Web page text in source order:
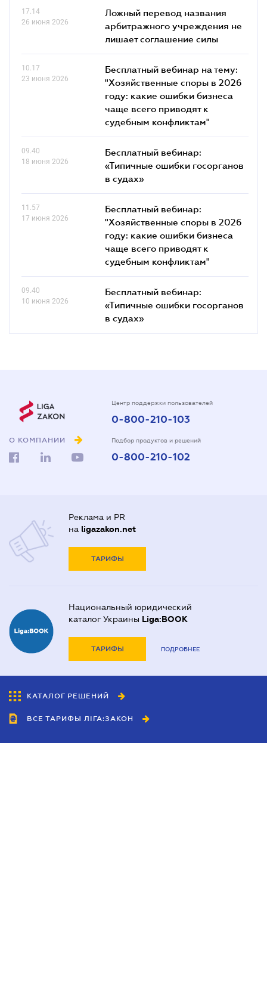
17.14
26 июня 2026
Ложный перевод названия
арбитражного учреждения не
лишает соглашение силы
10.17
23 июня 2026
Бесплатный вебинар на тему:
"Хозяйственные споры в 2026
году: какие ошибки бизнеса
чаще всего приводят к
судебным конфликтам"
09.40
18 июня 2026
Бесплатный вебинар:
«Типичные ошибки госорганов
в судах»
11.57
17 июня 2026
Бесплатный вебинар:
"Хозяйственные споры в 2026
году: какие ошибки бизнеса
чаще всего приводят к
судебным конфликтам"
09.40
10 июня 2026
Бесплатный вебинар:
«Типичные ошибки госорганов
в судах»
О КОМПАНИИ
Центр поддержки пользователей
0-800-210-103
Подбор продуктов и решений
0-800-210-102
Реклама и PR
на ligazakon.net
ТАРИФЫ
Национальный юридический
каталог Украины Liga:BOOK
ТАРИФЫ ПОДРОБНЕЕ
КАТАЛОГ РЕШЕНИЙ
ВСЕ ТАРИФЫ ЛІГА:ЗАКОН